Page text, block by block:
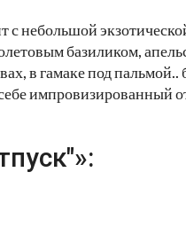
с небольшой
базиликом,
в гамаке под
импровизированный